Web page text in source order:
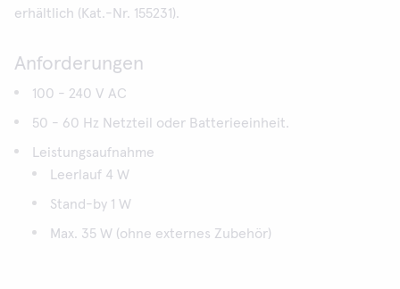
erhältlich (Kat.-Nr. 155231).
Anforderungen
100 - 240 V AC
50 - 60 Hz Netzteil oder Batterieeinheit.
Leistungsaufnahme
Leerlauf 4 W
Stand-by 1 W
Max. 35 W (ohne externes Zubehör)